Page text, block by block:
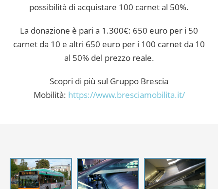
possibilità di acquistare 100 carnet al 50%.
La donazione è pari a 1.300€: 650 euro per i 50
carnet da 10 e altri 650 euro per i 100 carnet da 10
al 50% del prezzo reale.
Scopri di più sul Gruppo Brescia
Mobilità: https://www.bresciamobilita.it/